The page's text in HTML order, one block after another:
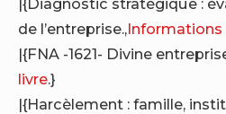
de l’entreprise.,
|{FNA -1621- Divine
livre.}
|{Harcèlement : famille,